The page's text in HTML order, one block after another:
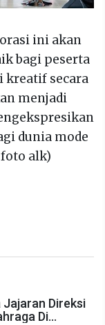
ini akan
bagi peserta
kreatif secara
menjadi
dunia mode
alk)
Direksi
Di